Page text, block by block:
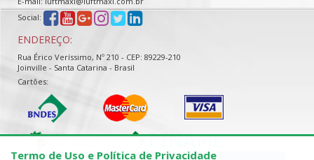
Social:
ENDEREÇO:
Rua Érico Veríssimo, Nº 210 - CEP: 89229-210
Joinville - Santa Catarina - Brasil
Cartões:
Termo de Uso e Política de Privacidade